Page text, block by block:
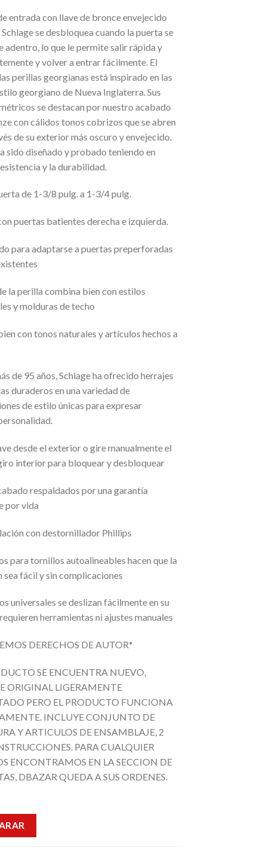
entrada con llave de bronce envejecido
se desbloquea cuando la puerta se
adentro, lo que le permite salir rápida y
y volver a entrar fácilmente. El
perillas georgianas está inspirado en las
georgiano de Nueva Inglaterra. Sus
se destacan por nuestro acabado
con cálidos tonos cobrizos que se abren
de su exterior más oscuro y envejecido.
sido diseñado y probado teniendo en
y la durabilidad.
de 1-3/8 pulg. a 1-3/4 pulg.
puertas batientes derecha e izquierda.
para adaptarse a puertas preperforadas
la perilla combina bien con estilos
y molduras de techo
con tonos naturales y artículos hechos a
de 95 años, Schlage ha ofrecido herrajes
duraderos en una variedad de
de estilo únicas para expresar
desde el exterior o gire manualmente el
interior para bloquear y desbloquear
respaldados por una garantía
por vida
con destornillador Phillips
para tornillos autoalineables hacen que la
sea fácil y sin complicaciones
universales se deslizan fácilmente en su
herramientas ni ajustes manuales
DERECHOS DE AUTOR*
SE ENCUENTRA NUEVO,
ORIGINAL LIGERAMENTE
PERO EL PRODUCTO FUNCIONA
INCLUYE CONJUNTO DE
Y ARTICULOS DE ENSAMBLAJE, 2
PARA CUALQUIER
ENCONTRAMOS EN LA SECCION DE
DBAZAR QUEDA A SUS ORDENES.